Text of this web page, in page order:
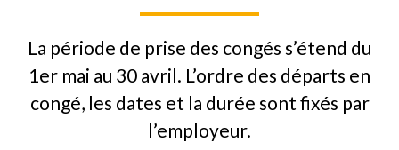
La période de prise des congés s’étend du
1er mai au 30 avril. L’ordre des départs en
congé, les dates et la durée sont fixés par
l’employeur.